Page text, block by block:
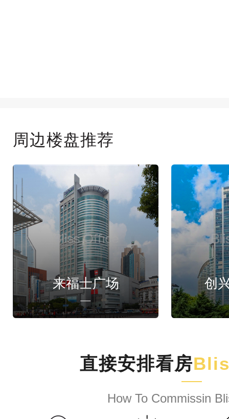
周边楼盘推荐
来福士广场 创
直接安排看房
How To Commissin